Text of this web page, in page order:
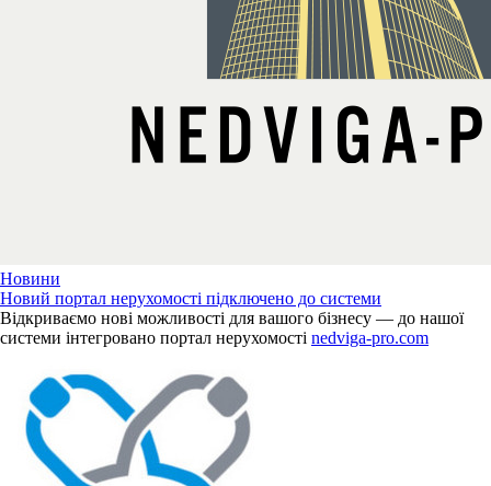
Новини
Новий портал нерухомості підключено до системи
Відкриваємо нові можливості для вашого бізнесу — до нашої
системи інтегровано портал нерухомості nedviga-pro.com